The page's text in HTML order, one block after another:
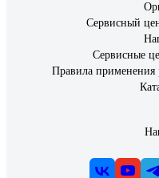
Сервисный
Сервисные
Правила применения